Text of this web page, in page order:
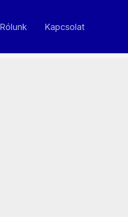
Rólunk Kapcsolat